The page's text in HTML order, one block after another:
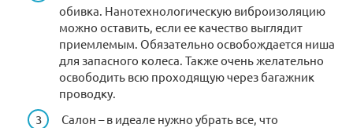
обивка. Нанотехнологическую виброизоляцию
можно оставить, если ее качество выглядит
приемлемым. Обязательно освобождается ниша
для запасного колеса. Также очень желательно
освободить всю проходящую через багажник
проводку.
Салон – в идеале нужно убрать все, что